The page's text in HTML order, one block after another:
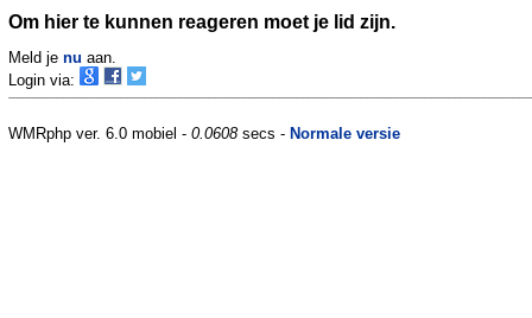
Om hier te kunnen reageren moet je lid zijn.
Meld je nu aan.
Login via:
WMRphp ver. 6.0 mobiel - 0.0608secs - Normale versie